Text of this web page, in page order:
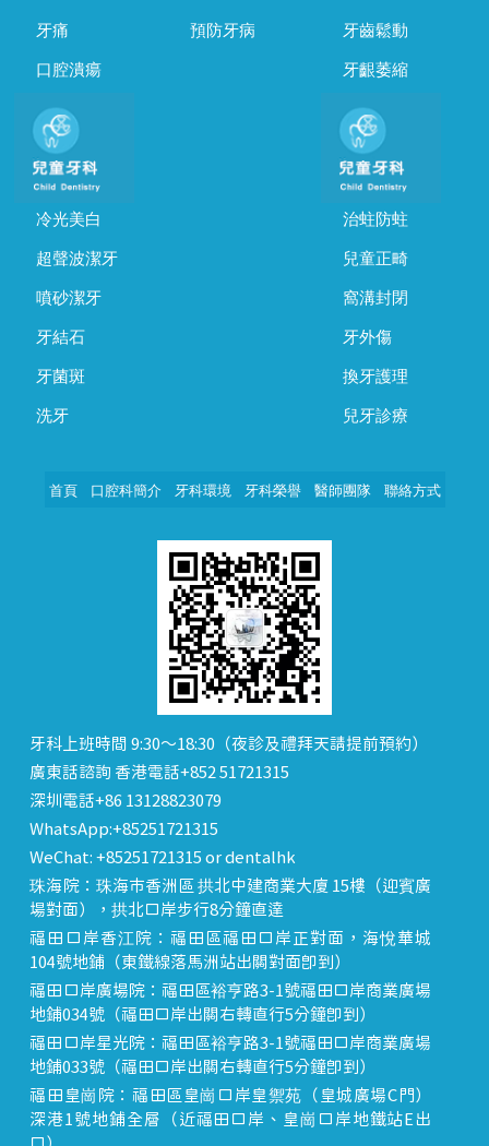
牙痛
口腔潰瘍
預防牙病 牙齒鬆動
牙齦萎縮
冷光美白
超聲波潔牙
噴砂潔牙
牙結石
牙菌斑
洗牙
治蛀防蛀
兒童正畸
窩溝封閉
牙外傷
換牙護理
兒牙診療
首頁 口腔科簡介 牙科環境 牙科榮譽 醫師團隊 聯絡方式
牙科上班時間 9:30～18:30（夜診及禮拜天請提前預約）
廣東話諮詢 香港電話+852 51721315
深圳電話+86 13128823079
WhatsApp:+85251721315
WeChat: +85251721315 or dentalhk
珠海院：珠海市香洲區 拱北中建商業大廈 15樓（迎賓廣
場對面），拱北口岸步行8分鐘直達
福田口岸香江院：福田區福田口岸正對面，海悅華城
104號地鋪（東鐵線落馬洲站出關對面即到）
福田口岸廣場院：福田區裕亨路3-1號福田口岸商業廣場
地鋪034號（福田口岸出關右轉直行5分鐘即到）
福田口岸星光院：福田區裕亨路3-1號福田口岸商業廣場
地鋪033號（福田口岸出關右轉直行5分鐘即到）
福田皇崗院：福田區皇崗口岸皇禦苑（皇城廣場C門）
深港1號地鋪全層（近福田口岸、皇崗口岸地鐵站E出